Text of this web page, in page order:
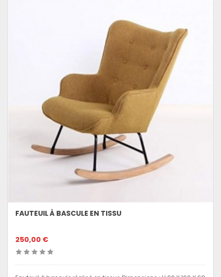
FAUTEUIL À BASCULE EN TISSU
250,00 €